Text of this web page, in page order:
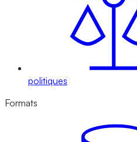
politiques
Formats